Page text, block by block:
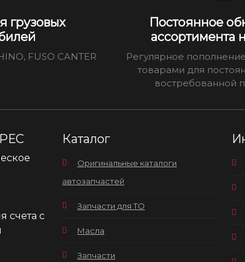
грузовых
FUSO CANTER
Постоянное
ассортимента
Регулярное
товарами для
востребованной
счета с
Каталог
Оригинальные каталоги
автозапчастей
Запчасти для ТО
Масла
Запчасти